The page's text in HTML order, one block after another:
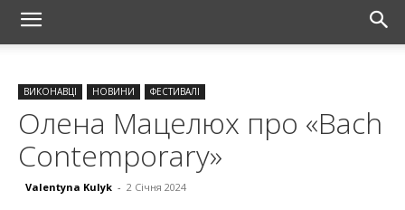
ВИКОНАВЦІ НОВИНИ ФЕСТИВАЛІ
Олена Мацелюх про «Bach
Contemporary»
Valentyna Kulyk - 2 Січня 2024